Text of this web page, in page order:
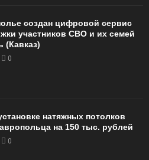
создан цифровой сервис
участников СВО и их семей
(Кавказ)
0
натяжных потолков
на 150 тыс. рублей
0